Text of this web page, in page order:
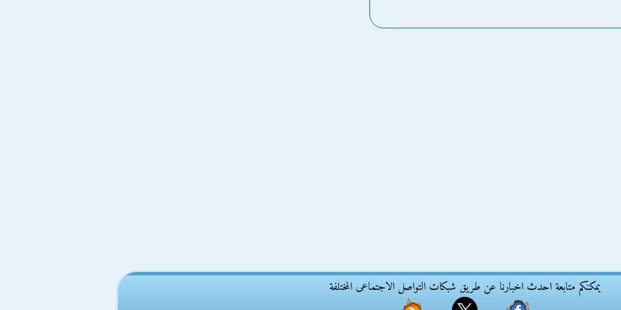
يمكنكم متابعة احدث اخبارنا عن طريق شبكات التواصل الاجتماعى المختلفة